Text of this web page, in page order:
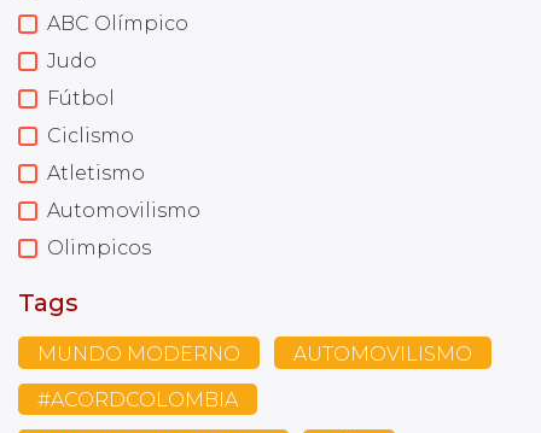
ABC Olímpico
Judo
Fútbol
Ciclismo
Atletismo
Automovilismo
Olimpicos
Tags
MUNDO MODERNO AUTOMOVILISMO
#ACORDCOLOMBIA